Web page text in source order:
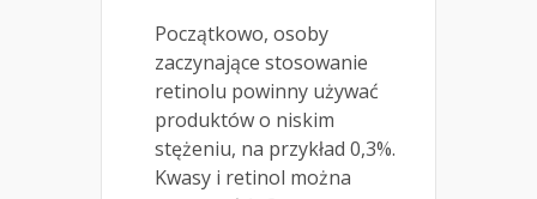
Początkowo, osoby
zaczynające stosowanie
retinolu powinny używać
produktów o niskim
stężeniu, na przykład 0,3%.
Kwasy i retinol można